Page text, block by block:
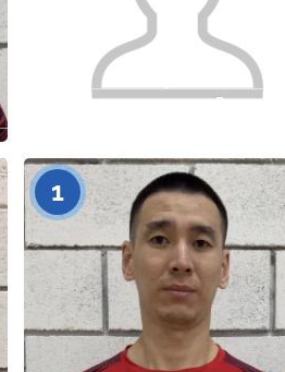
Гражданство
Рост
1